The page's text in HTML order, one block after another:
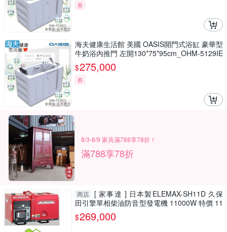
券
海夫健康生活館 美國 OASIS開門式浴缸 豪華型
牛奶浴內推門 左開130*75*95cm_OHM-5129IE
$275,000
券
8/3-8/9 家具滿788享78折！
滿788享78折
商店 [ 家事達 ] 日本製ELEMAX-SH11D 久保
田引擎單相柴油防音型發電機 11000W 特價 11
0V/220V
$269,000